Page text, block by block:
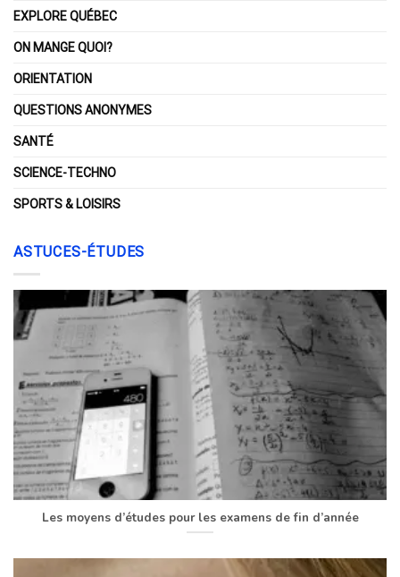
EXPLORE QUÉBEC
ON MANGE QUOI?
ORIENTATION
QUESTIONS ANONYMES
SANTÉ
SCIENCE-TECHNO
SPORTS & LOISIRS
ASTUCES-ÉTUDES
Les moyens d’études pour les examens de fin d’année